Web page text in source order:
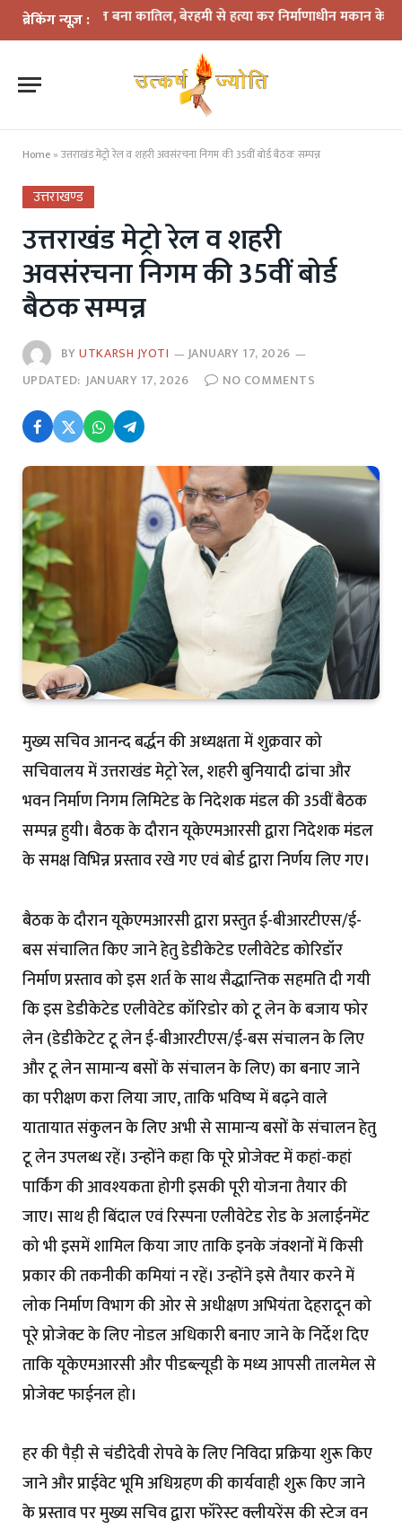
ब्रेकिंग न्यूज़ :
में दोस्त बना कातिल, बेरहमी से हत्या कर निर्माणाधीन मकान के पास फेंका
Home » उत्तराखंड मेट्रो रेल व शहरी अवसंरचना निगम की 35वीं बोर्ड बैठक सम्पन्न
उत्तराखण्ड
उत्तराखंड मेट्रो रेल व शहरी
अवसंरचना निगम की 35वीं बोर्ड
बैठक सम्पन्न
BYUTKARSH JYOTI
JANUARY 17, 2026
UPDATED: JANUARY 17, 2026 NO COMMENTS
मुख्य सचिव आनन्द बर्द्धन की अध्यक्षता में शुक्रवार को
सचिवालय में उत्तराखंड मेट्रो रेल, शहरी बुनियादी ढांचा और
भवन निर्माण निगम लिमिटेड के निदेशक मंडल की 35वीं बैठक
सम्पन्न हुयी। बैठक के दौरान यूकेएमआरसी द्वारा निदेशक मंडल
के समक्ष विभिन्न प्रस्ताव रखे गए एवं बोर्ड द्वारा निर्णय लिए गए।
बैठक के दौरान यूकेएमआरसी द्वारा प्रस्तुत ई-बीआरटीएस/ई-
बस संचालित किए जाने हेतु डेडीकेटेड एलीवेटेड कोरिडॉर
निर्माण प्रस्ताव को इस शर्त के साथ सैद्धान्तिक सहमति दी गयी
कि इस डेडीकेटेड एलीवेटेड कॉरिडोर को टू लेन के बजाय फोर
लेन (डेडीकेटेट टू लेन ई-बीआरटीएस/ई-बस संचालन के लिए
और टू लेन सामान्य बसों के संचालन के लिए) का बनाए जाने
का परीक्षण करा लिया जाए, ताकि भविष्य में बढ़ने वाले
यातायात संकुलन के लिए अभी से सामान्य बसों के संचालन हेतु
टू लेन उपलब्ध रहें। उन्होंने कहा कि पूरे प्रोजेक्ट में कहां-कहां
पार्किंग की आवश्यकता होगी इसकी पूरी योजना तैयार की
जाए। साथ ही बिंदाल एवं रिस्पना एलीवेटेड रोड के अलाईनमेंट
को भी इसमें शामिल किया जाए ताकि इनके जंक्शनों में किसी
प्रकार की तकनीकी कमियां न रहें। उन्होंने इसे तैयार करने में
लोक निर्माण विभाग की ओर से अधीक्षण अभियंता देहरादून को
पूरे प्रोजेक्ट के लिए नोडल अधिकारी बनाए जाने के निर्देश दिए
ताकि यूकेएमआरसी और पीडब्ल्यूडी के मध्य आपसी तालमेल से
प्रोजेक्ट फाईनल हो।
हर की पैड़ी से चंडीदेवी रोपवे के लिए निविदा प्रक्रिया शुरू किए
जाने और प्राईवेट भूमि अधिग्रहण की कार्यवाही शुरू किए जाने
के प्रस्ताव पर मुख्य सचिव द्वारा फॉरेस्ट क्लीयरेंस की स्टेज वन